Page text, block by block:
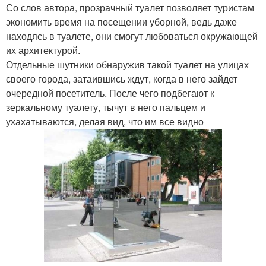
Со слов автора, прозрачный туалет позволяет туристам
экономить время на посещении уборной, ведь даже
находясь в туалете, они смогут любоваться окружающей
их архитектурой.
Отдельные шутники обнаружив такой туалет на улицах
своего города, затаившись ждут, когда в него зайдет
очередной посетитель. После чего подбегают к
зеркальному туалету, тычут в него пальцем и
ухахатываются, делая вид, что им все видно